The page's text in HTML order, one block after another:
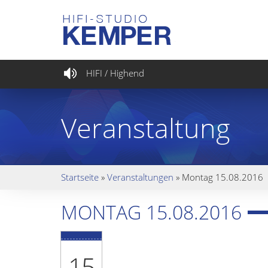
HIFI / Highend
Veranstaltung
Startseite » Veranstaltungen » Montag 15.08.2016
MONTAG 15.08.2016